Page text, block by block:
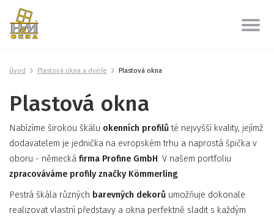
Úvod Plastová okna a dveře Plastová okna
Plastová okna
Nabízíme širokou škálu okenních profilůté nejvyšší kvality, jejímž
dodavatelem je jednička na evropském trhu a naprostá špička v
oboru - německá firma Profine GmbH. V našem portfoliu
zpracováváme profily značky Kömmerling.
Pestrá škála různých barevných dekorů umožňuje dokonale
realizovat vlastní představy a okna perfektně sladit s každým